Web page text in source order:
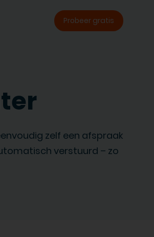
Probeer gratis
zelf een afspraak
verstuurd – zo